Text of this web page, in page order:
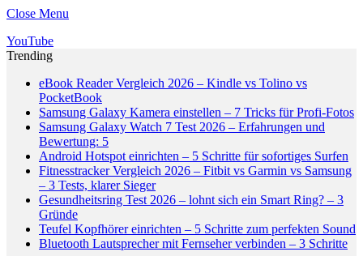
Close Menu
YouTube
Trending
eBook Reader Vergleich 2026 – Kindle vs Tolino vs
PocketBook
Samsung Galaxy Kamera einstellen – 7 Tricks für Profi-Fotos
Samsung Galaxy Watch 7 Test 2026 – Erfahrungen und
Bewertung: 5
Android Hotspot einrichten – 5 Schritte für sofortiges Surfen
Fitnesstracker Vergleich 2026 – Fitbit vs Garmin vs Samsung
– 3 Tests, klarer Sieger
Gesundheitsring Test 2026 – lohnt sich ein Smart Ring? – 3
Gründe
Teufel Kopfhörer einrichten – 5 Schritte zum perfekten Sound
Bluetooth Lautsprecher mit Fernseher verbinden – 3 Schritte